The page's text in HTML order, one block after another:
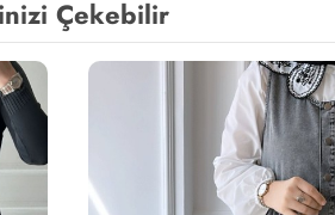
Çekebilir